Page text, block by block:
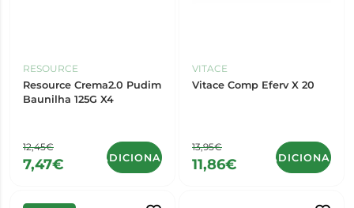
RESOURCE
Resource Crema2.0 Pudim
Baunilha 125G X4
12,45€
7,47€ ADICIONAR
VITACE
Vitace Comp Eferv X 20
13,95€
11,86€ ADICIONAR